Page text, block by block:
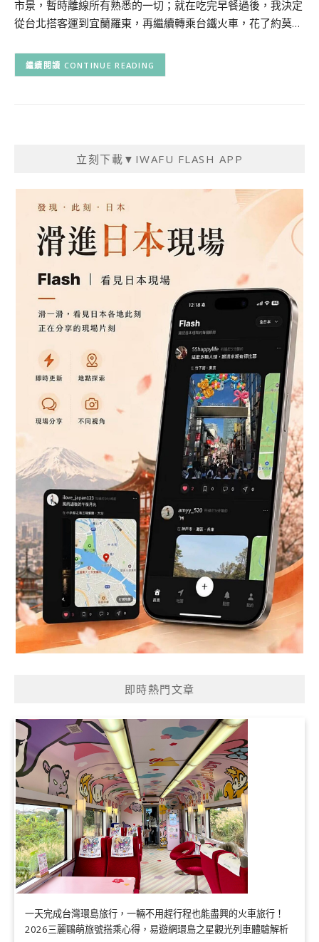
市景，暫時離線所有熟悉的一切；就在吃完早餐過後，我決定
從台北搭客運到宜蘭羅東，再繼續轉乘台鐵火車，花了約莫…
CONTINUE READING
立刻下載▼IWAFU FLASH APP
即時熱門文章
一天完成台灣環島旅行，一輛不用趕行程也能盡興的火車旅行！
2026三麗鷗萌旅號搭乘心得，易遊網環島之星觀光列車體驗解析